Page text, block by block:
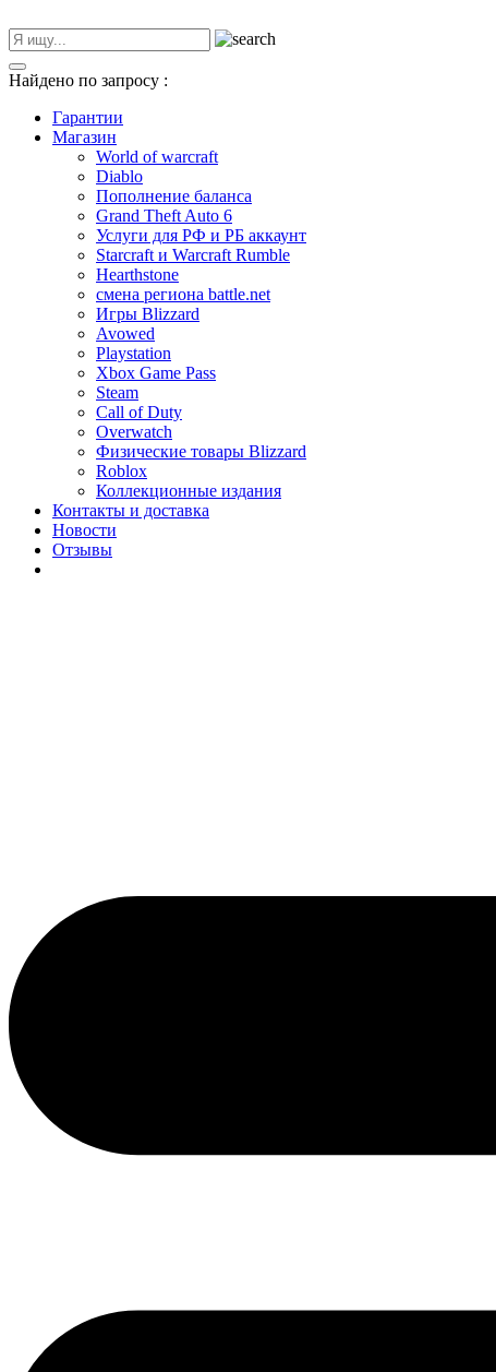
Найдено по запросу :
Гарантии
Магазин
World of warcraft
Diablo
Пополнение баланса
Grand Theft Auto 6
Услуги для РФ и РБ аккаунт
Starcraft и Warcraft Rumble
Hearthstone
смена региона battle.net
Игры Blizzard
Avowed
Playstation
Xbox Game Pass
Steam
Call of Duty
Overwatch
Физические товары Blizzard
Roblox
Коллекционные издания
Контакты и доставка
Новости
Отзывы